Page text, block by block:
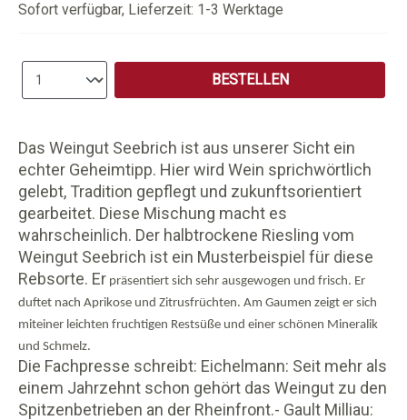
Das Weingut Seebrich ist aus unserer Sicht ein
echter Geheimtipp. Hier wird Wein sprichwörtlich
gelebt, Tradition gepflegt und zukunftsorientiert
gearbeitet. Diese Mischung macht es
wahrscheinlich. Der halbtrockene Riesling vom
Weingut Seebrich ist ein Musterbeispiel für diese
Rebsorte. Er präsentiert sich sehr ausgewogen und frisch. Er
duftet nach Aprikose und Zitrusfrüchten. Am Gaumen zeigt er sich
miteiner leichten fruchtigen Restsüße und einer schönen Mineralik
und Schmelz.
Die Fachpresse schreibt: Eichelmann: Seit mehr als
einem Jahrzehnt schon gehört das Weingut zu den
Spitzenbetrieben an der Rheinfront.- Gault Milliau:
Sofort verfügbar, Lieferzeit: 1-3 Werktage
Produkt Anzahl: Gib den gewünschten
BESTELLEN